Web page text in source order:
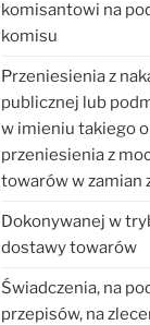
komisantowi na
komisu
Przeniesienia z
publicznej lub
w imieniu takiego
przeniesienia z
towarów w zamian
Dokonywanej w
dostawy towarów
Świadczenia, na
przepisów, na